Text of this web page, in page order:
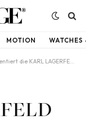
MOTION WATCHES
LAGERFELD Residences Lissabon